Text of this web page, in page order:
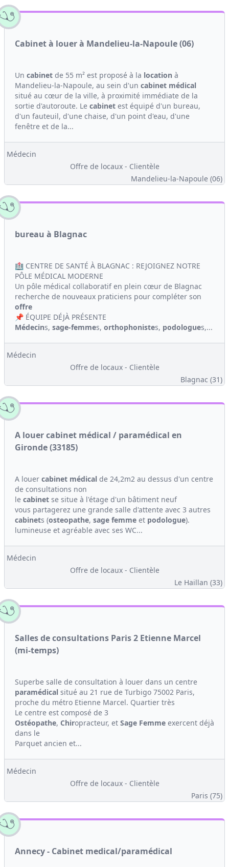
Cabinet à louer à Mandelieu-la-Napoule (06)
Un cabinet de 55 m² est proposé à la location à
Mandelieu-la-Napoule, au sein d'un cabinet médical
situé au cœur de la ville, à proximité immédiate de la
sortie d'autoroute. Le cabinet est équipé d'un bureau,
d'un fauteuil, d'une chaise, d'un point d'eau, d'une
fenêtre et de la...
Médecin
Offre de locaux - Clientèle
Mandelieu-la-Napoule (06)
bureau à Blagnac
🏥 CENTRE DE SANTÉ À BLAGNAC : REJOIGNEZ NOTRE
PÔLE MÉDICAL MODERNE
Un pôle médical collaboratif en plein cœur de Blagnac
recherche de nouveaux praticiens pour compléter son
offre
📌 ÉQUIPE DÉJÀ PRÉSENTE
Médecins, sage-femmes, orthophonistes, podologues,...
Médecin
Offre de locaux - Clientèle
Blagnac (31)
A louer cabinet médical / paramédical en
Gironde (33185)
A louer cabinet médical de 24,2m2 au dessus d'un centre
de consultations non
le cabinet se situe à l'étage d'un bâtiment neuf
vous partagerez une grande salle d'attente avec 3 autres
cabinets (osteopathe, sage femme et podologue).
lumineuse et agréable avec ses WC...
Médecin
Offre de locaux - Clientèle
Le Haillan (33)
Salles de consultations Paris 2 Etienne Marcel
(mi-temps)
Superbe salle de consultation à louer dans un centre
paramédical situé au 21 rue de Turbigo 75002 Paris,
proche du métro Etienne Marcel. Quartier très
Le centre est composé de 3
Ostéopathe, Chiropracteur, et Sage Femme exercent déjà
dans le
Parquet ancien et...
Médecin
Offre de locaux - Clientèle
Paris (75)
Annecy - Cabinet medical/paramédical